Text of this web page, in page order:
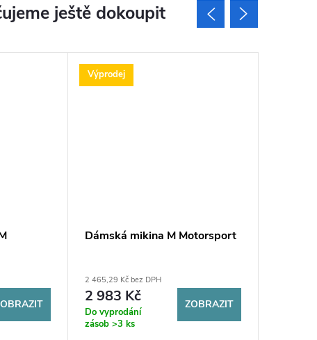
ještě dokoupit
Výprodej
Dámská mikina M Motorsport
2 465,29 Kč bez DPH
2 983 Kč
Do vyprodání
zásob >3 ks
ZOBRAZIT